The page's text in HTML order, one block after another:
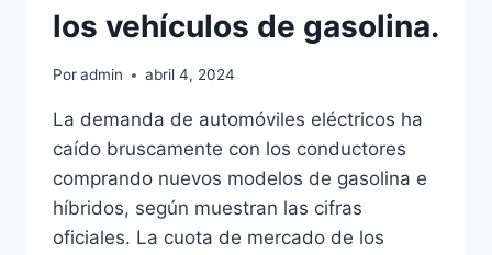
los vehículos de gasolina.
Poradmin abril 4, 2024
La demanda de automóviles eléctricos ha
caído bruscamente con los conductores
comprando nuevos modelos de gasolina e
híbridos, según muestran las cifras
oficiales. La cuota de mercado de los